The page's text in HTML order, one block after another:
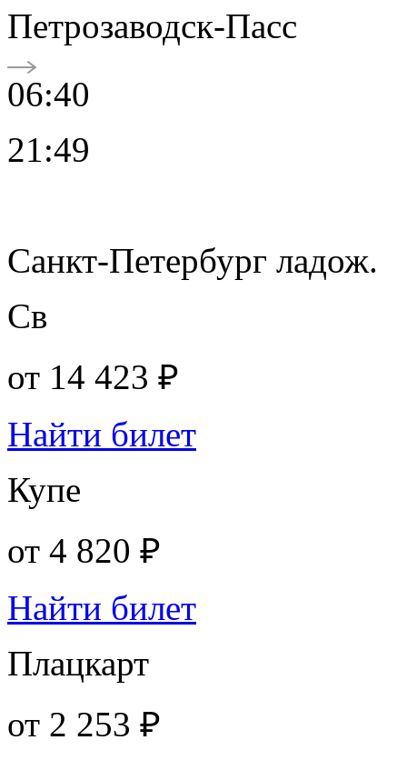
Петрозаводск-Пасс
06:40
21:49
Санкт-Петербург ладож.
Св
от 14 423 ₽
Найти билет
Купе
от 4 820 ₽
Найти билет
Плацкарт
от 2 253 ₽